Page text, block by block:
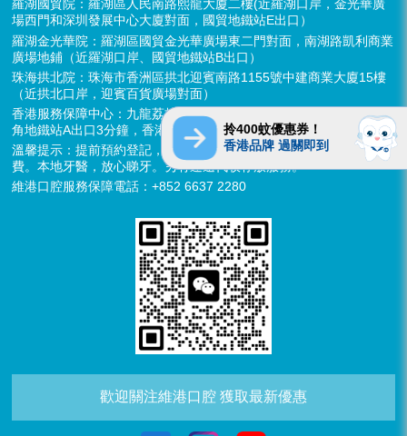
羅湖國貿院：羅湖區人民南路熙龍大廈二樓(近羅湖口岸，金光華廣
場西門和深圳發展中心大廈對面，國貿地鐵站E出口）
羅湖金光華院：羅湖區國貿金光華廣場東二門對面，南湖路凱利商業
廣場地鋪（近羅湖口岸、國貿地鐵站B出口）
珠海拱北院：珠海市香洲區拱北迎賓南路1155號中建商業大廈15樓
（近拱北口岸，迎賓百貨廣場對面）
香港服務保障中心：九龍荔枝角長裕街11號定豐中心1306室（荔枝
角地鐵站A出口3分鐘，香港辦公室暫不應診，提供網絡諮詢）
溫馨提示：提前預約登記，X-ray、CT院內檢查免費，3D數字掃描免
費。本地牙醫，放心睇牙。另有速遞代收存放服務。
維港口腔服務保障電話：+852 6637 2280
歡迎關注維港口腔 獲取最新優惠
拎400蚊優惠券！
香港品牌 過關即到